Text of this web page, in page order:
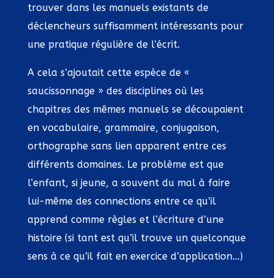
trouver dans les manuels existants de
déclencheurs suffisamment intéressants pour
une pratique régulière de l’écrit.
A cela s’ajoutait cette espèce de «
saucissonnage » des disciplines où les
chapitres des mêmes manuels se découpaient
en vocabulaire, grammaire, conjugaison,
orthographe sans lien apparent entre ces
différents domaines. Le problème est que
l’enfant, si jeune, a souvent du mal à faire
lui-même des connections entre ce qu’il
apprend comme règles et l’écriture d’une
histoire (si tant est qu’il trouve un quelconque
sens à ce qu’il fait en exercice d’application…)